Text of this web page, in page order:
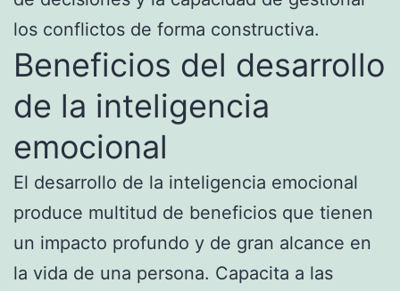
los conflictos de forma constructiva.
Beneficios del desarrollo
de la inteligencia
emocional
El desarrollo de la inteligencia emocional
produce multitud de beneficios que tienen
un impacto profundo y de gran alcance en
la vida de una persona. Capacita a las